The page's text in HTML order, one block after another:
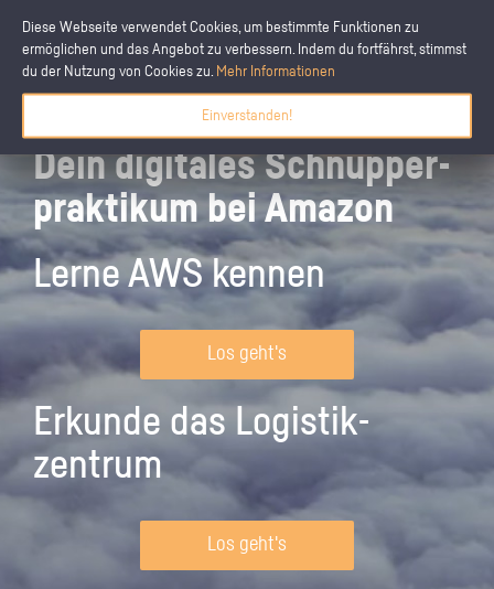
Diese Webseite verwendet Cookies, um bestimmte Funktionen zu
ermöglichen und das Angebot zu verbessern. Indem du fortfährst, stimmst
du der Nutzung von Cookies zu. Mehr Informationen
Einverstanden!
Dein digitales Schnupper­
praktikum bei Amazon
Lerne AWS kennen
Los geht's
Erkunde das Logistik­
zentrum
Los geht's